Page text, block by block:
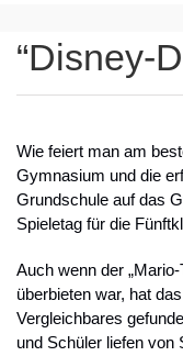
“Disney-
Wie feiert man am
Gymnasium und die
Grundschule auf das
Spieletag für die
Auch wenn der
überbieten war, hat
Vergleichbares
und Schüler liefen von